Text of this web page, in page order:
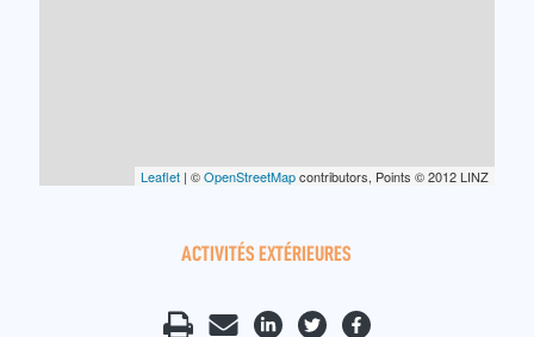
Leaflet | ©OpenStreetMapcontributors, Points © 2012 LINZ
ACTIVITÉS EXTÉRIEURES